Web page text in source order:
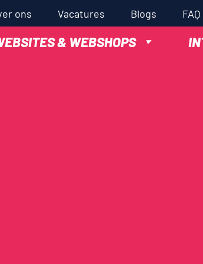
ons Vacatures Blogs FAQ
& WEBSHOPS